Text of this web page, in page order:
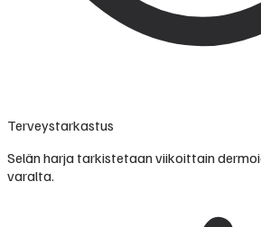
Terveystarkastus
Selän harja tarkistetaan viikoittain
varalta.